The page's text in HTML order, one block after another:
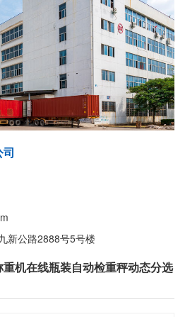
新公路2888号5号楼
机在线瓶装自动检重秤动态分选